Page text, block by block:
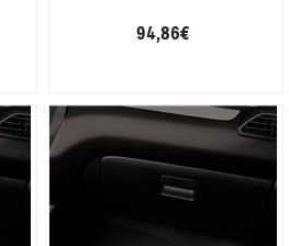
94,86 €